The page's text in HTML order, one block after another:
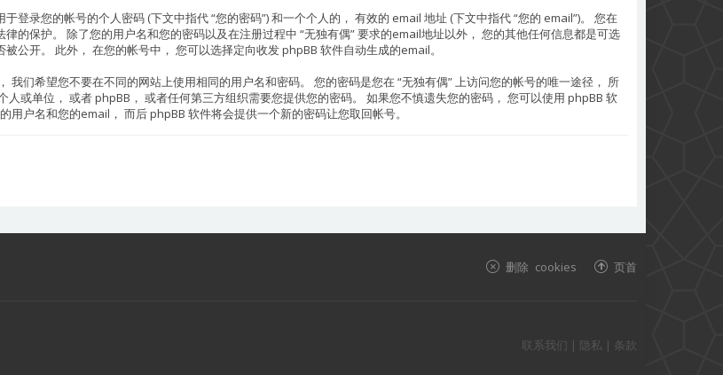
登录您的帐号的个人密码 (下文中指代 “您的密码”) 和一个个人的， 有效的 email 地址 (下文中指代 “您的 email”)。 您在
的保护。 除了您的用户名和您的密码以及在注册过程中 “无独有偶” 要求的email地址以外， 您的其他任何信息都是可选
公开。 此外， 在您的帐号中， 您可以选择定向收发 phpBB 软件自动生成的email。
们希望您不要在不同的网站上使用相同的用户名和密码。 您的密码是您在 “无独有偶” 上访问您的帐号的唯一途径， 所
或单位， 或者 phpBB， 或者任何第三方组织需要您提供您的密码。 如果您不慎遗失您的密码， 您可以使用 phpBB 软
户名和您的email， 而后 phpBB 软件将会提供一个新的密码让您取回帐号。
页首
删除 cookies
联系我们 | 隐私 | 条款